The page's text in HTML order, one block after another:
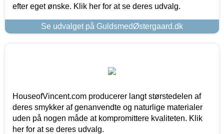
efter eget ønske. Klik her for at se deres udvalg.
Se udvalget på GuldsmedØstergaard.dk
HouseofVincent.com producerer langt størstedelen af
deres smykker af genanvendte og naturlige materialer
uden på nogen måde at kompromittere kvaliteten. Klik
her for at se deres udvalg.